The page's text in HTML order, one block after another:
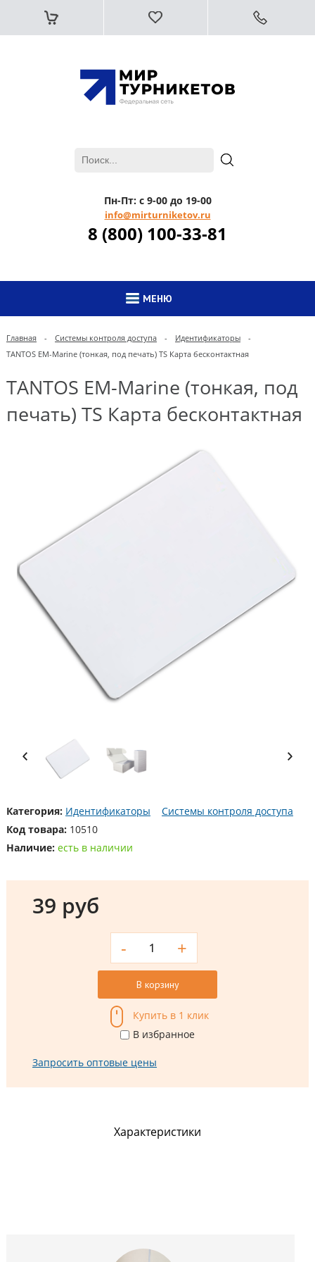
Пн-Пт: с 9-00 до 19-00
info@mirturniketov.ru
8 (800) 100-33-81
МЕНЮ
Главная - Системы контроля доступа - Идентификаторы
-
TANTOS EM-Marine (тонкая, под печать) TS Карта бесконтактная
TANTOS EM-Marine (тонкая, под
печать) TS Карта бесконтактная
Категория: Идентификаторы
Системы контроля доступа
Код товара: 10510
Наличие: есть в наличии
39 руб
- +
В корзину
Купить в 1 клик
В избранное
Запросить оптовые цены
Характеристики